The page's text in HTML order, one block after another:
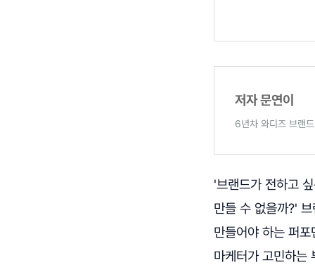
저자 문연이
6년차 와디즈 브랜
'브랜드가 전하고
만들 수 없을까?'
만들어야 하는 퍼
마케터가 고민하는